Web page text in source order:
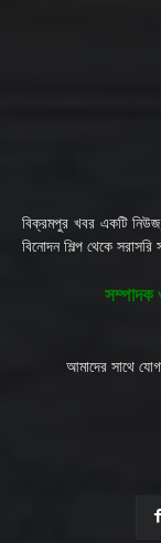
বিক্রমপুর খবর একটি
বিনোদন শিল্প থেকে
সম্পাদক
আমাদের সাথে